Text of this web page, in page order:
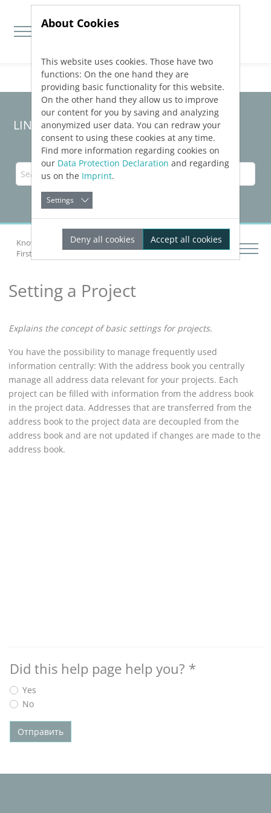
Jump directly to main navigation
Jump directly to content
LINEAR Solutions 24 for AutoCAD
Knowledge Base AutoCAD
Getting Started
First Steps with
Setting a Project
Explains the concept of basic settings for projects.
You have the possibility to manage frequently used
information centrally: With the address book you centrally
manage all address data relevant for your projects. Each
project can be filled with information from the address book
in the project data. Addresses that are transferred from the
address book to the project data are decoupled from the
address book and are not updated if changes are made to the
address book.
Did this help page help you? *
Yes
No
Отправить
About Cookies
This website uses cookies. Those have two
functions: On the one hand they are
providing basic functionality for this website.
On the other hand they allow us to improve
our content for you by saving and analyzing
anonymized user data. You can redraw your
consent to using these cookies at any time.
Find more information regarding cookies on
our Data Protection Declaration and regarding
us on the Imprint.
Settings
Deny all cookies Accept all cookies